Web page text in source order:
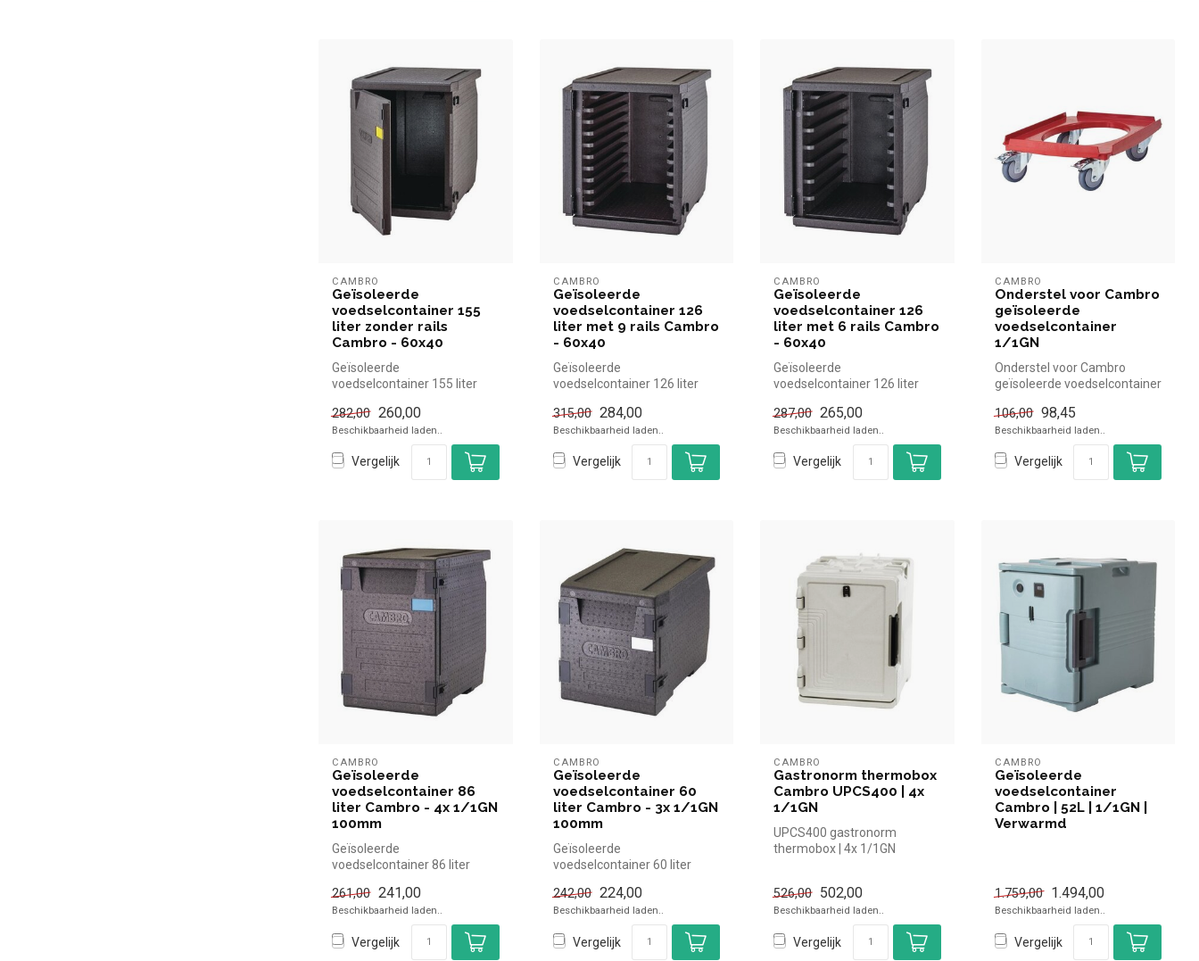
CAMBRO
Geïsoleerde
voedselcontainer 155
liter zonder rails
Cambro - 60x40
Geïsoleerde
voedselcontainer 155 liter
Cambro simpel...
282,00 260,00
Beschikbaarheid laden..
Vergelijk
CAMBRO
Geïsoleerde
voedselcontainer 126
liter met 9 rails Cambro
- 60x40
Geïsoleerde
voedselcontainer 126 liter
Cambro simpel ...
315,00 284,00
Beschikbaarheid laden..
Vergelijk
CAMBRO
Geïsoleerde
voedselcontainer 126
liter met 6 rails Cambro
- 60x40
Geïsoleerde
voedselcontainer 126 liter
Cambro simpel ...
287,00 265,00
Beschikbaarheid laden..
Vergelijk
CAMBRO
Onderstel voor Cambro
geïsoleerde
voedselcontainer
1/1GN
Onderstel voor Cambro
geïsoleerde voedselcontainer
k...
106,00 98,45
Beschikbaarheid laden..
Vergelijk
CAMBRO
Geïsoleerde
voedselcontainer 86
liter Cambro - 4x 1/1GN
100mm
Geïsoleerde
voedselcontainer 86 liter
Cambro simpel en s...
261,00 241,00
Beschikbaarheid laden..
Vergelijk
CAMBRO
Geïsoleerde
voedselcontainer 60
liter Cambro - 3x 1/1GN
100mm
Geïsoleerde
voedselcontainer 60 liter
Cambro simpel en s...
242,00 224,00
Beschikbaarheid laden..
Vergelijk
CAMBRO
Gastronorm thermobox
Cambro UPCS400 | 4x
1/1GN
UPCS400 gastronorm
thermobox | 4x 1/1GN
526,00 502,00
Beschikbaarheid laden..
Vergelijk
CAMBRO
Geïsoleerde
voedselcontainer
Cambro | 52L | 1/1GN |
Verwarmd
1.759,00 1.494,00
Beschikbaarheid laden..
Vergelijk